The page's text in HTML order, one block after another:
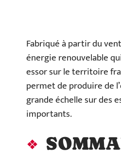
Fabriqué à partir du
énergie renouvelable
essor sur le territoire
permet de produire de
grande échelle sur des
importants.